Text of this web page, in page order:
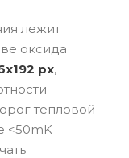
лежит
оксида
рх,
тепловой
<50mK